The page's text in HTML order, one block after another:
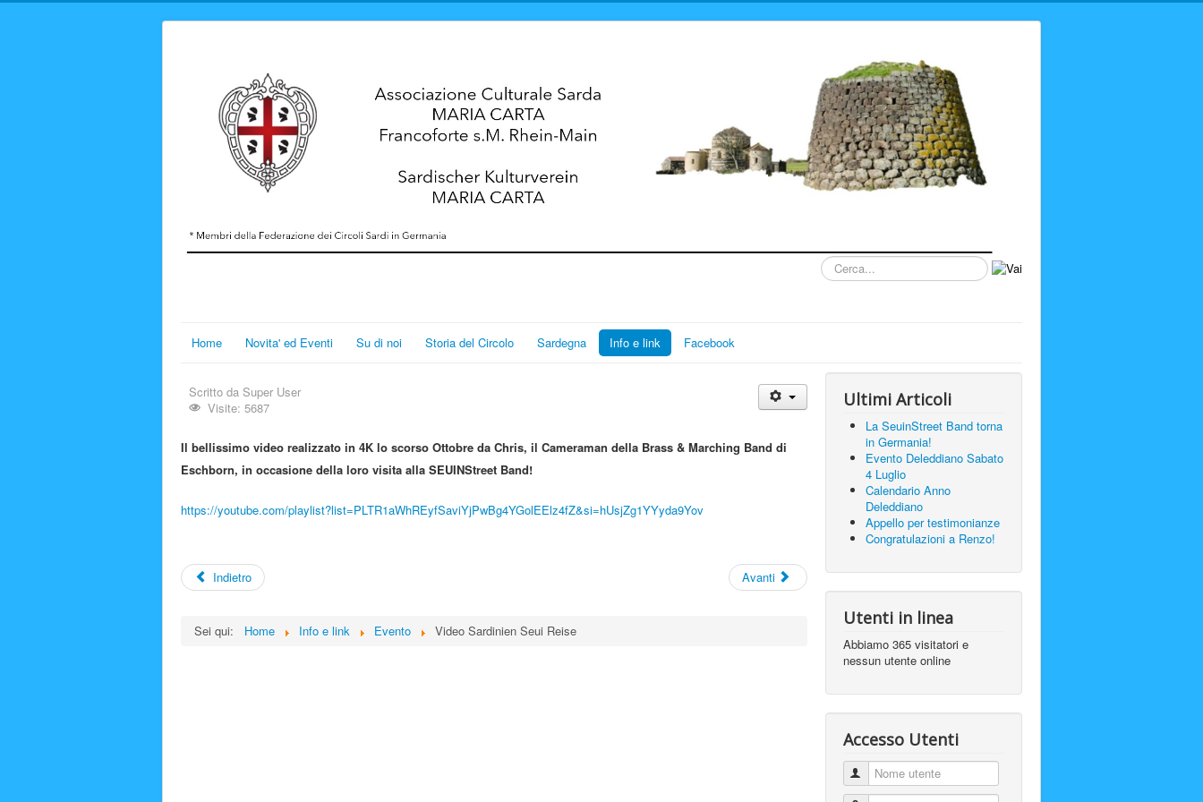
Cerca...
Home Novita' ed Eventi Su di noi Storia del Circolo Sardegna Info e link Facebook
Scritto da Super User
Visite: 5687
Il bellissimo video realizzato in 4K lo scorso Ottobre da Chris, il Cameraman della Brass & Marching Band di
Eschborn, in occasione della loro visita alla SEUINStreet Band!
https://youtube.com/playlist?list=PLTR1aWhREyfSaviYjPwBg4YGolEElz4fZ&si=hUsjZg1YYyda9Yov
Indietro Avanti
Sei qui: Home Info e link Evento Video Sardinien Seui Reise
Ultimi Articoli
La SeuinStreet Band torna
in Germania!
Evento Deleddiano Sabato
4 Luglio
Calendario Anno
Deleddiano
Appello per testimonianze
Congratulazioni a Renzo!
Utenti in linea
Abbiamo 365 visitatori e
nessun utente online
Accesso Utenti
Nome utente